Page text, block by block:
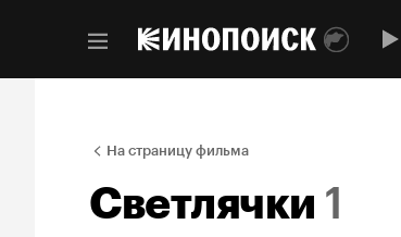
На страницу фильма
Светлячки 1